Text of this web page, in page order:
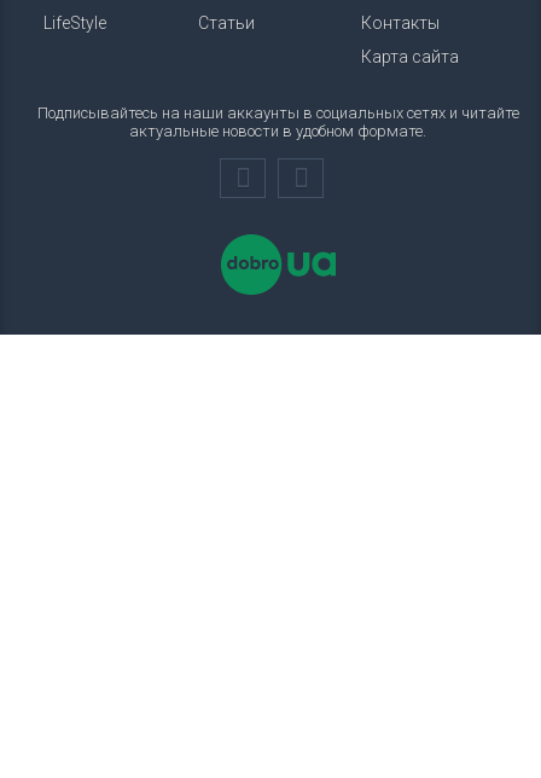
LifeStyle
Статьи
Контакты
Карта сайта
Подписывайтесь на наши аккаунты в социальных сетях и читайте
актуальные новости в удобном формате.